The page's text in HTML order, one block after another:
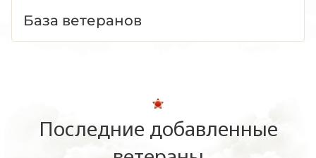
База ветеранов
Последние добавленные